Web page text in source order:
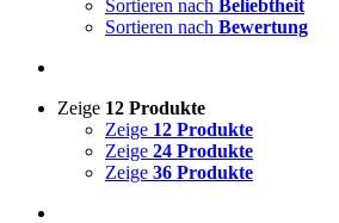
Sortieren nach Beliebtheit
Sortieren nach Bewertung
Zeige 12 Produkte
Zeige 12 Produkte
Zeige 24 Produkte
Zeige 36 Produkte